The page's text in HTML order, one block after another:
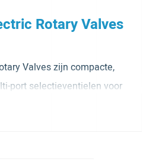
Rotary Valves
Valves zijn compacte,
port selectieventielen voor
in OEM- en
een volledig metaalvrij fluid